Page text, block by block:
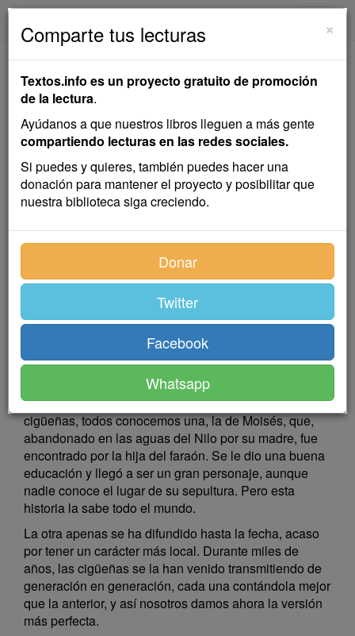
La Hija del Rey del
Pantano
Hans Christian Andersen
Cuento infantil
Las cigüeñas cuentan muchísimas leyendas a sus
pequeños, y todas ellas suceden en el pantano o el
cenagal. Generalmente son historias adaptadas a su
edad y a la capacidad de su inteligencia. Las crías
más pequeñas se extasían cuando se les dice:
divertidísimo, pero las que son algo mayores reclaman
cuentos más enjundiosos, y sobre todo les gusta oír
historias de la familia. De las dos leyendas más largas
y antiguas que se han conservado en el reino de las
cigüeñas, todos conocemos una, la de Moisés, que,
abandonado en las aguas del Nilo por su madre, fue
encontrado por la hija del faraón. Se le dio una buena
educación y llegó a ser un gran personaje, aunque
nadie conoce el lugar de su sepultura. Pero esta
historia la sabe todo el mundo.
La otra apenas se ha difundido hasta la fecha, acaso
por tener un carácter más local. Durante miles de
años, las cigüeñas se la han venido transmitiendo de
generación en generación, cada una contándola mejor
que la anterior, y así nosotros damos ahora la versión
más perfecta.
×
Comparte tus lecturas
Textos.info es un proyecto gratuito de promoción
de la lectura.
Ayúdanos a que nuestros libros lleguen a más gente
compartiendo lecturas en las redes sociales.
Si puedes y quieres, también puedes hacer una
donación para mantener el proyecto y posibilitar que
nuestra biblioteca siga creciendo.
Donar
Twitter
Facebook
Whatsapp